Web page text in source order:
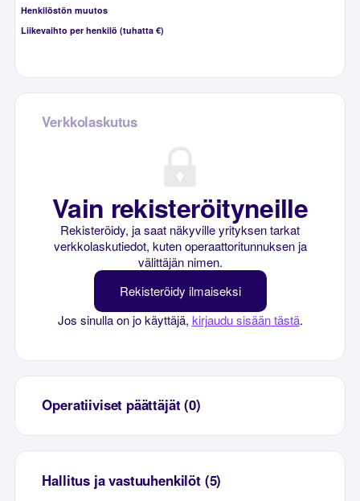
Henkilöstön muutos
Liikevaihto per henkilö (tuhatta €)
Verkkolaskutus
Vain rekisteröityneille
Rekisteröidy, ja saat näkyville yrityksen tarkat
verkkolaskutiedot, kuten operaattoritunnuksen ja
välittäjän nimen.
Rekisteröidy ilmaiseksi
Jos sinulla on jo käyttäjä, kirjaudu sisään tästä.
Operatiiviset päättäjät (0)
Hallitus ja vastuuhenkilöt (5)